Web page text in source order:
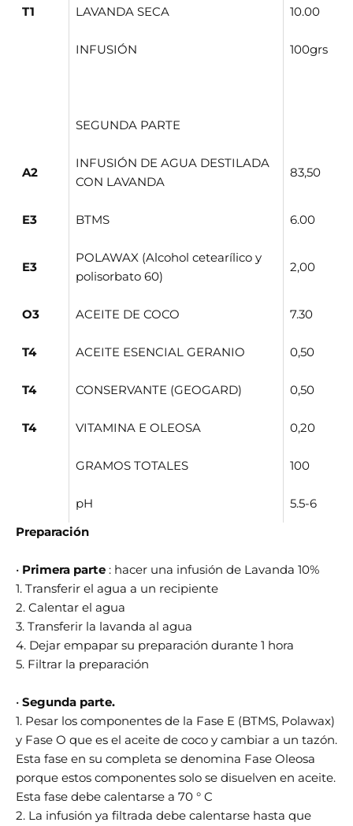
T1 LAVANDA SECA 10.00
INFUSIÓN 100grs
SEGUNDA PARTE
A2
INFUSIÓN DE AGUA DESTILADA
CON LAVANDA
83,50
E3 BTMS 6.00
E3
POLAWAX (Alcohol cetearílico y
polisorbato 60)
2,00
O3 ACEITE DE COCO 7.30
T4 ACEITE ESENCIAL GERANIO 0,50
T4 CONSERVANTE (GEOGARD) 0,50
T4 VITAMINA E OLEOSA 0,20
GRAMOS TOTALES 100
pH
5.5-6
Preparación
• Primera parte : hacer una infusión de Lavanda 10%
1. Transferir el agua a un recipiente
2. Calentar el agua
3. Transferir la lavanda al agua
4. Dejar empapar su preparación durante 1 hora
5. Filtrar la preparación
• Segunda parte.
1. Pesar los componentes de la Fase E (BTMS, Polawax)
y Fase O que es el aceite de coco y cambiar a un tazón.
Esta fase en su completa se denomina Fase Oleosa
porque estos componentes solo se disuelven en aceite.
Esta fase debe calentarse a 70 ° C
2. La infusión ya filtrada debe calentarse hasta que